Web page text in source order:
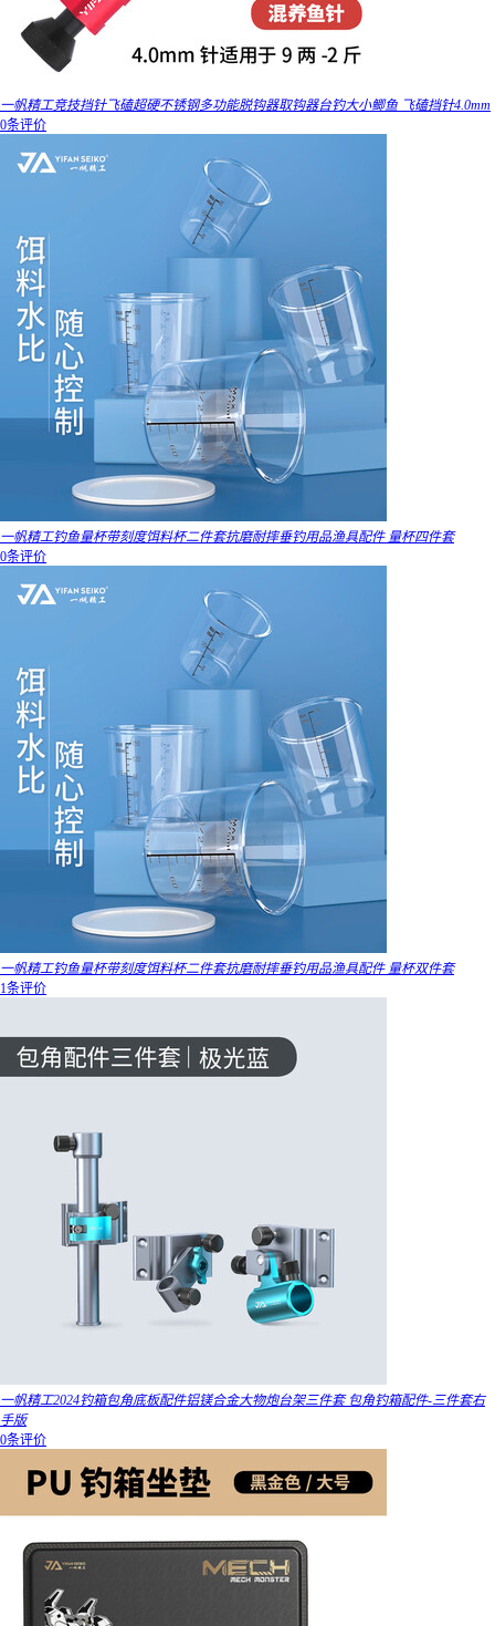
一帆精工竞技挡针飞磕超硬不锈钢多功能脱钩器取钩器台钓大小鲫鱼 飞磕挡针4.0mm
0条评价
一帆精工钓鱼量杯带刻度饵料杯二件套抗磨耐摔垂钓用品渔具配件 量杯四件套
0条评价
一帆精工钓鱼量杯带刻度饵料杯二件套抗磨耐摔垂钓用品渔具配件 量杯双件套
1条评价
一帆精工2024钓箱包角底板配件铝镁合金大物炮台架三件套 包角钓箱配件-三件套右
手版
0条评价